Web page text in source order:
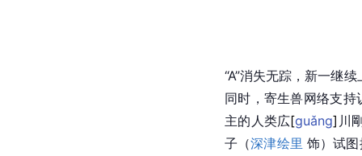
“A”消失无踪，新一继
同时，寄生兽网络支
主的人类広[guǎng] 川
子（深津绘里 饰）试